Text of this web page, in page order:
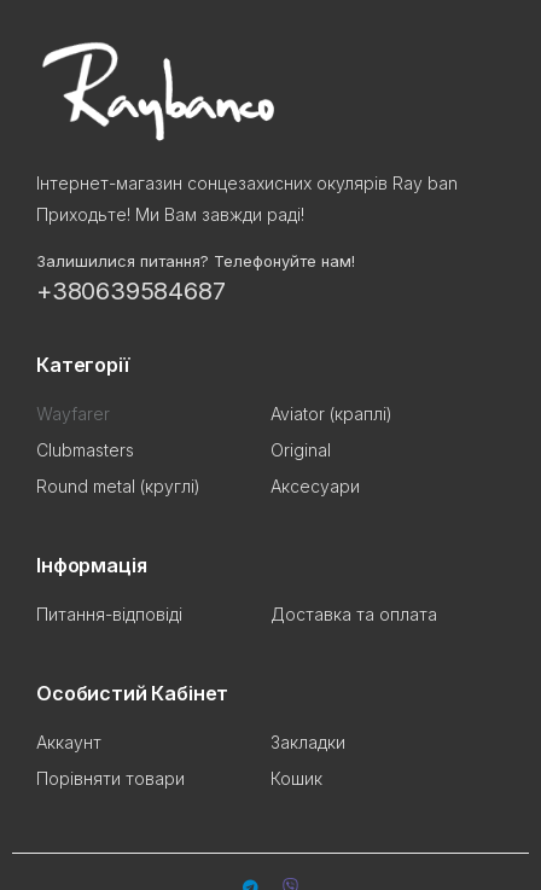
Інтернет-магазин сонцезахисних окулярів Ray ban
Приходьте! Ми Вам завжди раді!
Залишилися питання? Телефонуйте нам!
+380639584687
Категорії
Wayfarer
Aviator (краплі)
Clubmasters
Original
Round metal (круглі)
Аксесуари
Інформація
Питання-відповіді Доставка та оплата
Особистий Кабінет
Аккаунт
Закладки
Порівняти товари
Кошик